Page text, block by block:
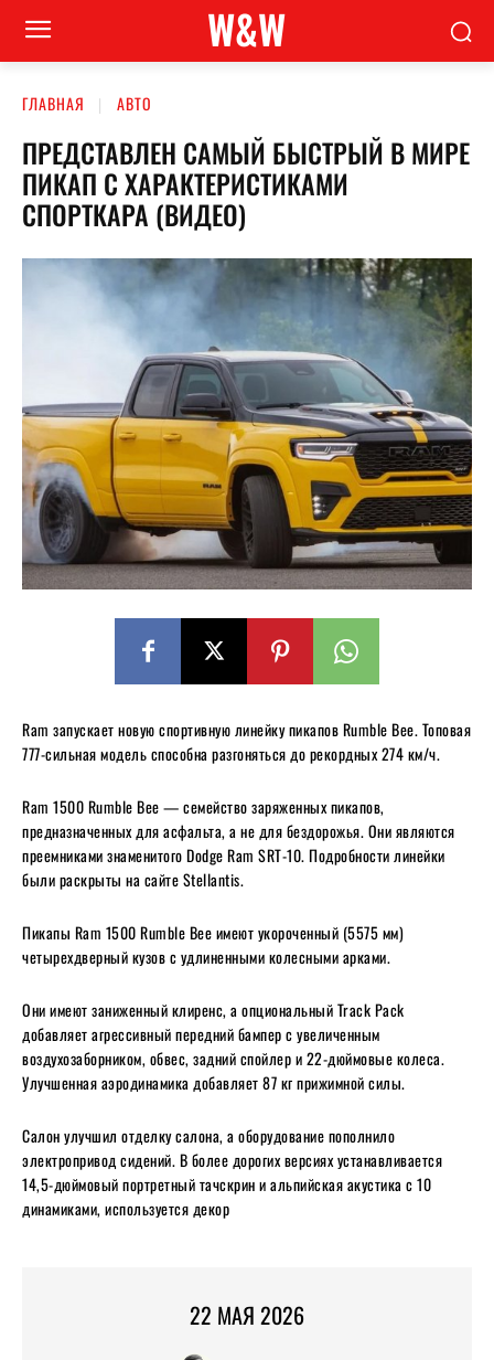
W&W
ГЛАВНАЯ АВТО
ПРЕДСТАВЛЕН САМЫЙ БЫСТРЫЙ В МИРЕ
ПИКАП С ХАРАКТЕРИСТИКАМИ
СПОРТКАРА (ВИДЕО)
Ram запускает новую спортивную линейку пикапов Rumble Bee. Топовая
777-сильная модель способна разгоняться до рекордных 274 км/ч.
Ram 1500 Rumble Bee — семейство заряженных пикапов,
предназначенных для асфальта, а не для бездорожья. Они являются
преемниками знаменитого Dodge Ram SRT-10. Подробности линейки
были раскрыты на сайте Stellantis.
Пикапы Ram 1500 Rumble Bee имеют укороченный (5575 мм)
четырехдверный кузов с удлиненными колесными арками.
Они имеют заниженный клиренс, а опциональный Track Pack
добавляет агрессивный передний бампер с увеличенным
воздухозаборником, обвес, задний спойлер и 22-дюймовые колеса.
Улучшенная аэродинамика добавляет 87 кг прижимной силы.
Салон улучшил отделку салона, а оборудование пополнило
электропривод сидений. В более дорогих версиях устанавливается
14,5-дюймовый портретный тачскрин и альпийская акустика с 10
динамиками, используется декор
22 МАЯ 2026